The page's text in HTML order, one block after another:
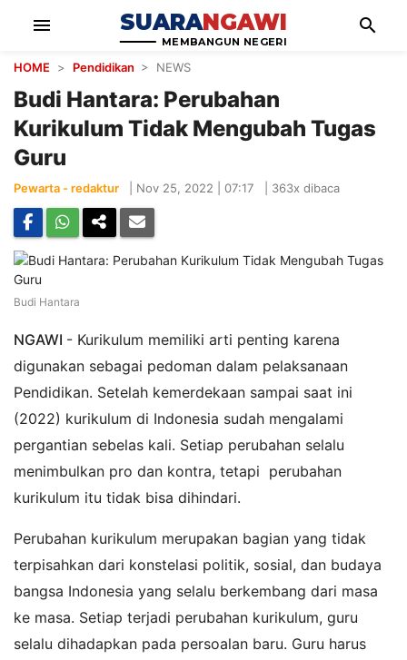
menu SUARANGAWI
MEMBANGUN NEGERI
search
HOME > Pendidikan > NEWS
Budi Hantara: Perubahan
Kurikulum Tidak Mengubah Tugas
Guru
Pewarta - redaktur Nov 25, 2022 | 07:17 363x dibaca
Budi Hantara
NGAWI - Kurikulum memiliki arti penting karena
digunakan sebagai pedoman dalam pelaksanaan
Pendidikan. Setelah kemerdekaan sampai saat ini
(2022) kurikulum di Indonesia sudah mengalami
pergantian sebelas kali. Setiap perubahan selalu
menimbulkan pro dan kontra, tetapi perubahan
kurikulum itu tidak bisa dihindari.
Perubahan kurikulum merupakan bagian yang tidak
terpisahkan dari konstelasi politik, sosial, dan budaya
bangsa Indonesia yang selalu berkembang dari masa
ke masa. Setiap terjadi perubahan kurikulum, guru
selalu dihadapkan pada persoalan baru. Guru harus